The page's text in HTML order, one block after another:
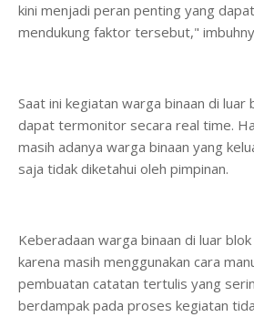
kini menjadi peran penting yang
mendukung faktor tersebut,"
Saat ini kegiatan warga binaan di luar
dapat termonitor secara real time.
masih adanya warga binaan yang
saja tidak diketahui oleh pimpinan.
Keberadaan warga binaan di luar
karena masih menggunakan cara
pembuatan catatan tertulis yang
berdampak pada proses kegiatan